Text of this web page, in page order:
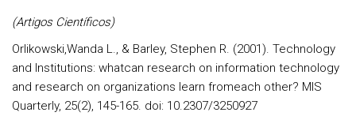
(Artigos Científicos)
Orlikowski,Wanda L., & Barley, Stephen R. (2001). Technology
and Institutions: whatcan research on information technology
and research on organizations learn fromeach other? MIS
Quarterly, 25(2), 145-165. doi: 10.2307/3250927